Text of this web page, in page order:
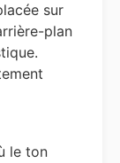
sur
plan
le ton